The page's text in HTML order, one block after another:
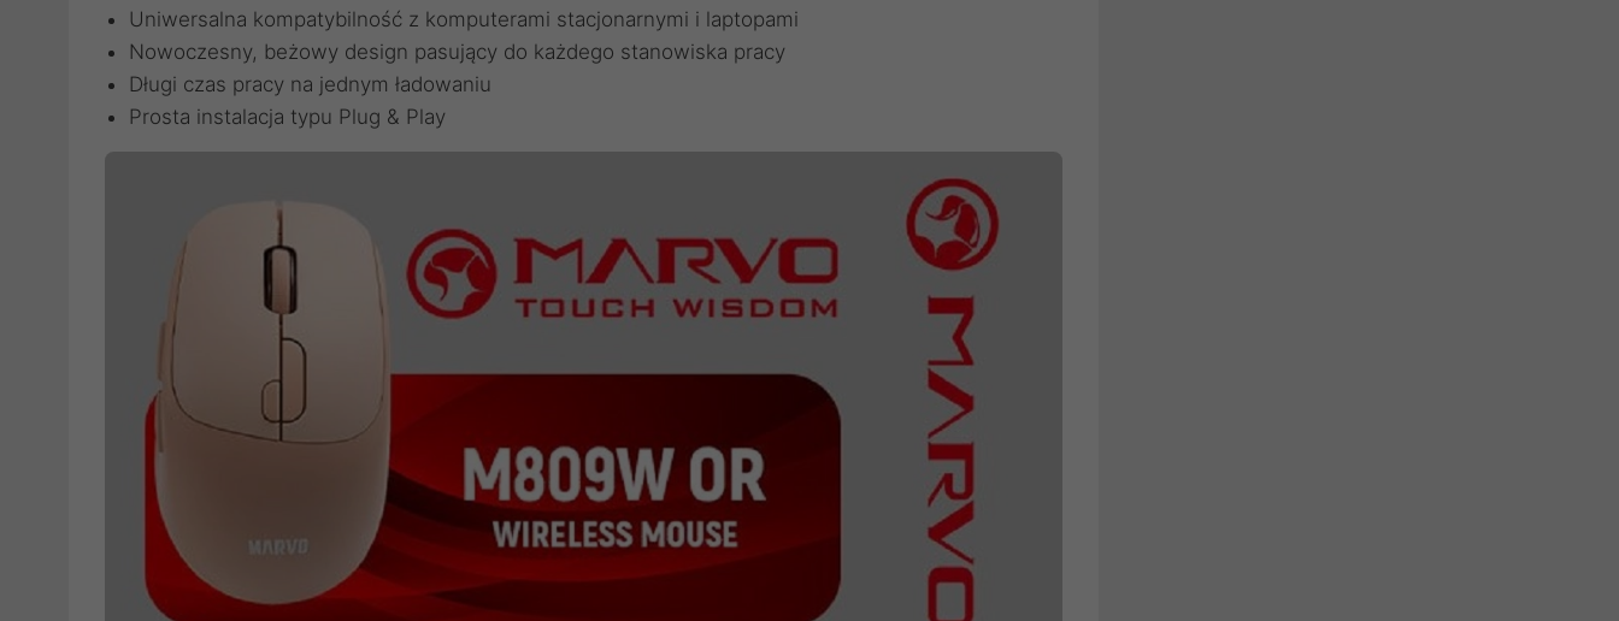
Uniwersalna kompatybilność z komputerami stacjonarnymi i laptopami
Nowoczesny, beżowy design pasujący do każdego stanowiska pracy
Długi czas pracy na jednym ładowaniu
Prosta instalacja typu Plug & Play